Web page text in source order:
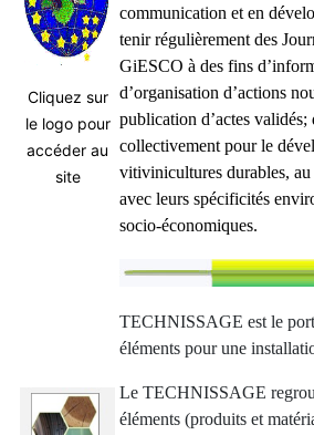
Cliquez sur
le logo pour
accéder au
site
communication et en
tenir régulièrement des
GiESCO à des fins
d’organisation d’actions
publication d’actes validés;
collectivement pour le
vitivinicultures durables,
avec leurs spécificités
socio-économiques.
TECHNISSAGE est le
éléments pour une
Le TECHNISSAGE
éléments (produits et